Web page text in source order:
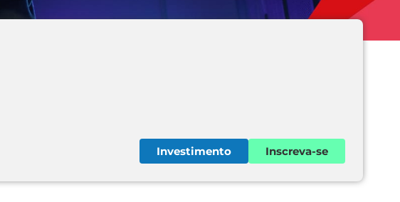
Investimento Inscreva-se